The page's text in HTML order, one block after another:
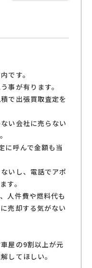
です。
事が有ります。
で出張買取査定を
い会社に売らない
に呼んで金額も当
いし、電話でアポ
す。
人件費や燃料代も
売却する気がない
屋の9割以上が元
してほしい。